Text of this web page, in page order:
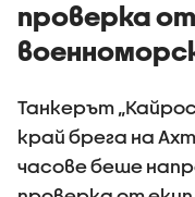
проверка от
Танкерът
край брега на
часове беше